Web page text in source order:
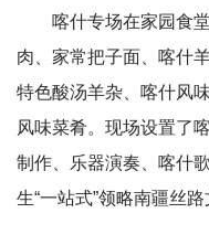
喀什专场在家园食
肉、家常把子面、喀什
特色酸汤羊杂、喀什风
风味菜肴。现场设置了
制作、乐器演奏、喀什
生“一站式”领略南疆丝路